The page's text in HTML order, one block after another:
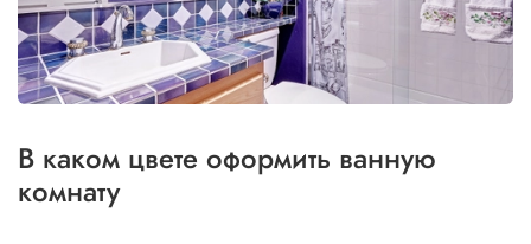
В каком цвете оформить ванную
комнату